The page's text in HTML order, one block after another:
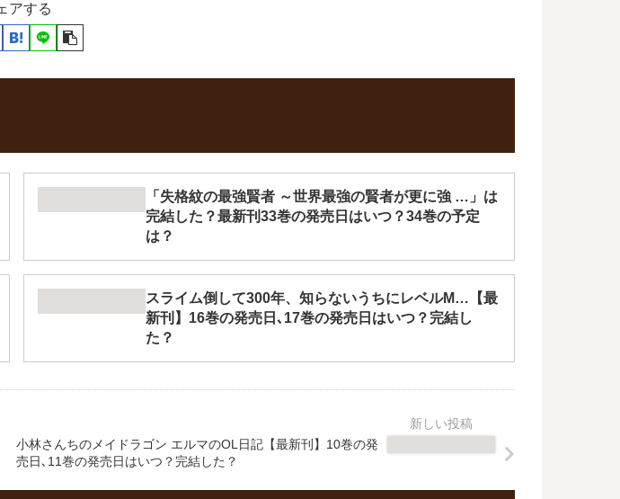
アする
「失格紋の最強賢者 ～世界最強の賢者が更に強 …」は
完結した？最新刊33巻の発売日はいつ？34巻の予定
は？
スライム倒して300年、知らないうちにレベルM…【最
新刊】16巻の発売日､17巻の発売日はいつ？完結し
た？
小林さんちのメイドラゴン エルマのOL日記【最新刊】10巻の発
売日､11巻の発売日はいつ？完結した？